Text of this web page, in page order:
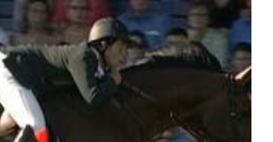
ARMANIE -VOORN 6 QUERLYBET
MO CHROI - O’BRIEN 8 CARMENA Z -
GAVIERE -RAMZY AL DUHAMI 10
3 triple 1 LATE NIGHT -LEVY 2 K
3 QUICK STUDY - HOUGH 4